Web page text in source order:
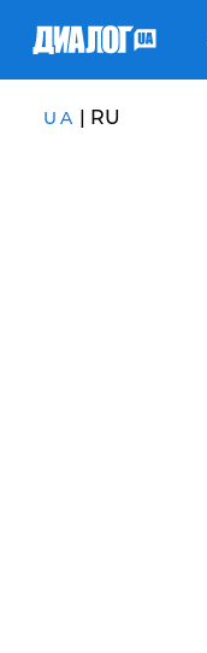
UA | RU